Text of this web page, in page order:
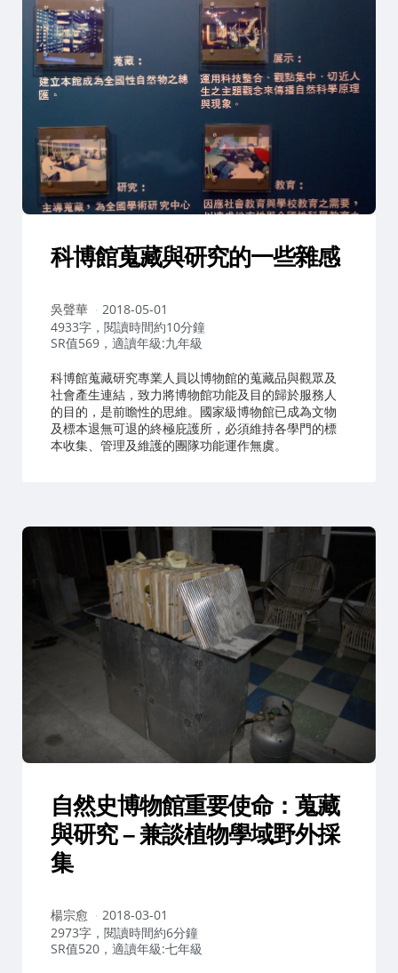
科博館蒐藏與研究的一些雜感
作
者：
吳聲華
2018-05-01
4933字，閱讀時間約10分鐘
SR值569，適讀年級:九年級
科博館蒐藏研究專業人員以博物館的蒐藏品與觀眾及
社會產生連結，致力將博物館功能及目的歸於服務人
的目的，是前瞻性的思維。國家級博物館已成為文物
及標本退無可退的終極庇護所，必須維持各學門的標
本收集、管理及維護的團隊功能運作無虞。
自然史博物館重要使命：蒐藏
與研究 – 兼談植物學域野外採
集
作
者：
楊宗愈
2018-03-01
2973字，閱讀時間約6分鐘
SR值520，適讀年級:七年級